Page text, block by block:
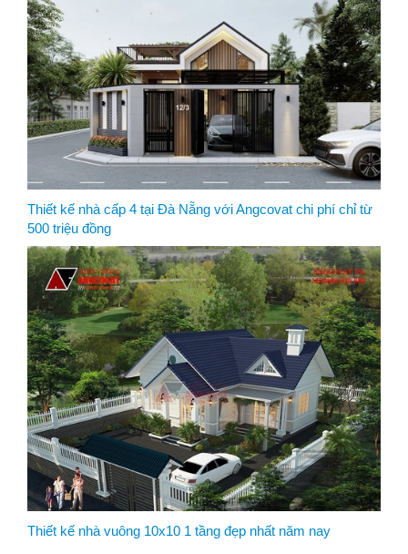
Thiết kế nhà cấp 4 tại Đà Nẵng với Angcovat chi phí chỉ từ
500 triệu đồng
Thiết kế nhà vuông 10x10 1 tầng đẹp nhất năm nay